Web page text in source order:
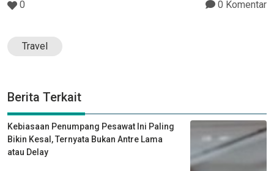
0 0 Komentar
Travel
Berita Terkait
Kebiasaan Penumpang Pesawat Ini Paling
Bikin Kesal, Ternyata Bukan Antre Lama
atau Delay